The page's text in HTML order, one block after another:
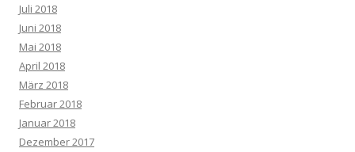
Juli 2018
Juni 2018
Mai 2018
April 2018
März 2018
Februar 2018
Januar 2018
Dezember 2017